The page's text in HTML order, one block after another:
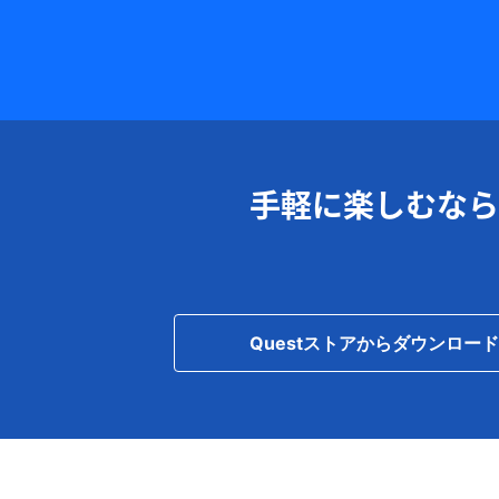
手軽に楽しむなら
Questストアからダウンロード